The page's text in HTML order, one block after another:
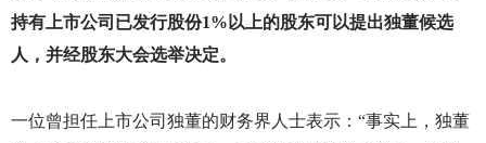
持有上市公司已发行股份1% 以上的股东可以提出独董候选
人，并经股东大会选举决定。
一位曾担任上市公司独董的财务界人士表示：“事实上，独董